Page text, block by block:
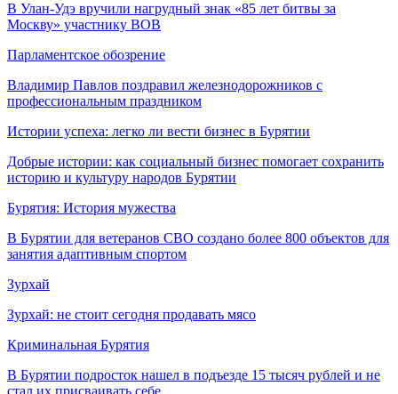
В Улан-Удэ вручили нагрудный знак «85 лет битвы за
Москву» участнику ВОВ
Парламентское обозрение
Владимир Павлов поздравил железнодорожников с
профессиональным праздником
Истории успеха: легко ли вести бизнес в Бурятии
Добрые истории: как социальный бизнес помогает сохранить
историю и культуру народов Бурятии
Бурятия: История мужества
В Бурятии для ветеранов СВО создано более 800 объектов для
занятия адаптивным спортом
Зурхай
Зурхай: не стоит сегодня продавать мясо
Криминальная Бурятия
В Бурятии подросток нашел в подъезде 15 тысяч рублей и не